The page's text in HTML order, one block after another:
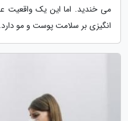
می خندید. اما این یک واقعیت
انگیزی بر سلامت پوست و مو